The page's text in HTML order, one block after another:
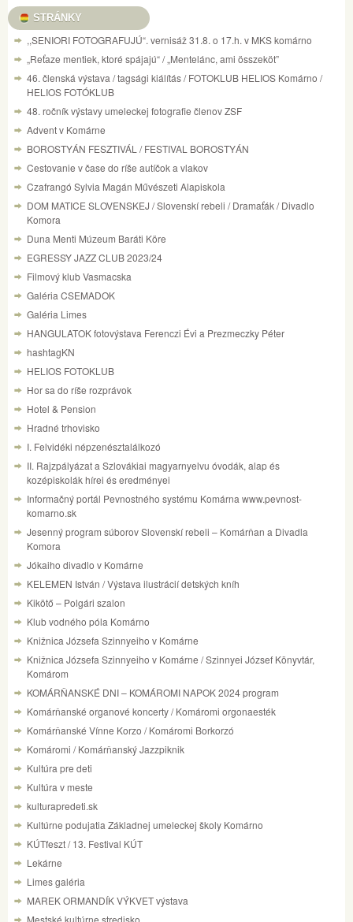
STRÁNKY
,,SENIORI FOTOGRAFUJÚ“. vernisáž 31.8. o 17.h. v MKS komárno
„Reťaze mentiek, ktoré spájajú“ / „Mentelánc, ami összeköt”
46. členská výstava / tagsági kiálítás / FOTOKLUB HELIOS Komárno /
HELIOS FOTÓKLUB
48. ročník výstavy umeleckej fotografie členov ZSF
Advent v Komárne
BOROSTYÁN FESZTIVÁL / FESTIVAL BOROSTYÁN
Cestovanie v čase do ríše autíčok a vlakov
Czafrangó Sylvia Magán Művészeti Alapiskola
DOM MATICE SLOVENSKEJ / Slovenskí rebeli / Dramaťák / Divadlo
Komora
Duna Menti Múzeum Baráti Köre
EGRESSY JAZZ CLUB 2023/24
Filmový klub Vasmacska
Galéria CSEMADOK
Galéria Limes
HANGULATOK fotovýstava Ferenczi Évi a Prezmeczky Péter
hashtagKN
HELIOS FOTOKLUB
Hor sa do ríše rozprávok
Hotel & Pension
Hradné trhovisko
I. Felvidéki népzenésztalálkozó
II. Rajzpályázat a Szlovákiai magyarnyelvu óvodák, alap és
kozépiskolák hírei és eredményei
Informačný portál Pevnostného systému Komárna www.pevnost-
komarno.sk
Jesenný program súborov Slovenskí rebeli – Komárňan a Divadla
Komora
Jókaiho divadlo v Komárne
KELEMEN István / Výstava ilustrácií detských kníh
Kikötő – Polgári szalon
Klub vodného póla Komárno
Knižnica Józsefa Szinnyeiho v Komárne
Knižnica Józsefa Szinnyeiho v Komárne / Szinnyei József Könyvtár,
Komárom
KOMÁRŇANSKÉ DNI – KOMÁROMI NAPOK 2024 program
Komárňanské organové koncerty / Komáromi orgonaesték
Komárňanské Vínne Korzo / Komáromi Borkorzó
Komáromi / Komárňanský Jazzpiknik
Kultúra pre deti
Kultúra v meste
kulturapredeti.sk
Kultúrne podujatia Základnej umeleckej školy Komárno
KÚTfeszt / 13. Festival KÚT
Lekárne
Limes galéria
MAREK ORMANDÍK VÝKVET výstava
Mestské kultúrne stredisko